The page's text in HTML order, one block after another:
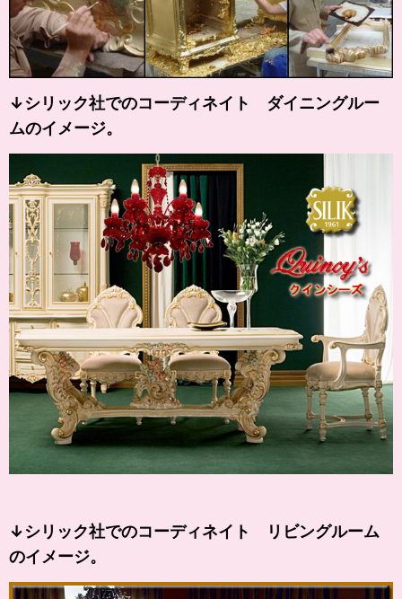
↓シリック社でのコーディネイト ダイニングルー
ムのイメージ。
↓シリック社でのコーディネイト リビングルーム
のイメージ。